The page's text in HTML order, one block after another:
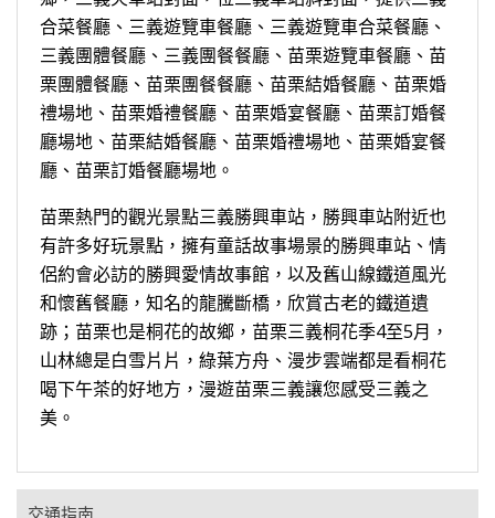
合菜餐廳、三義遊覽車餐廳、三義遊覽車合菜餐廳、
三義團體餐廳、三義團餐餐廳、苗栗遊覽車餐廳、苗
栗團體餐廳、苗栗團餐餐廳、苗栗結婚餐廳、苗栗婚
禮場地、苗栗婚禮餐廳、苗栗婚宴餐廳、苗栗訂婚餐
廳場地、苗栗結婚餐廳、苗栗婚禮場地、苗栗婚宴餐
廳、苗栗訂婚餐廳場地。
苗栗熱門的觀光景點三義勝興車站，勝興車站附近也
有許多好玩景點，擁有童話故事場景的勝興車站、情
侶約會必訪的勝興愛情故事館，以及舊山線鐵道風光
和懷舊餐廳，知名的龍騰斷橋，欣賞古老的鐵道遺
跡；苗栗也是桐花的故鄉，苗栗三義桐花季4至5月，
山林總是白雪片片，綠葉方舟、漫步雲端都是看桐花
喝下午茶的好地方，漫遊苗栗三義讓您感受三義之
美。